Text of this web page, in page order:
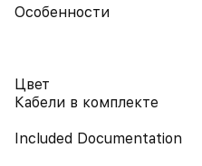
Особенности
Цвет
Кабели в комплекте
Included Documentation